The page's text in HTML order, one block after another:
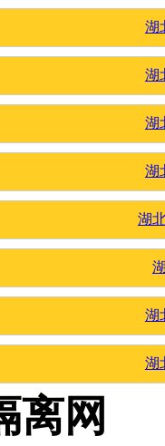
湖
湖
湖
湖
湖
湖
湖
离网